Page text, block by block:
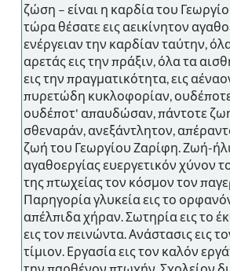
ζώση – είναι η καρδία του
τώρα θέσατε εις αεικίνητον
ενέργειαν την καρδίαν ταύτην,
αρετάς εις την πράξιν, όλα τα
εις την πραγματικότητα, εις
πυρετώδη κυκλοφορίαν,
ουδέποτ' απαυδώσαν, πάντοτε
σθεναράν, ανεξάντλητον,
ζωή του Γεωργίου Ζαρίφη. Ζωή-
αγαθοεργίας ευεργετικόν χύνον
της πτωχείας τον κόσμον τον
Παρηγορία γλυκεία εις το
απέλπιδα χήραν. Σωτηρία εις το
εις τον πεινώντα. Ανάστασις εις
τίμιον. Εργασία εις τον καλόν
την παρθένον πτωχήν. Σχολείον